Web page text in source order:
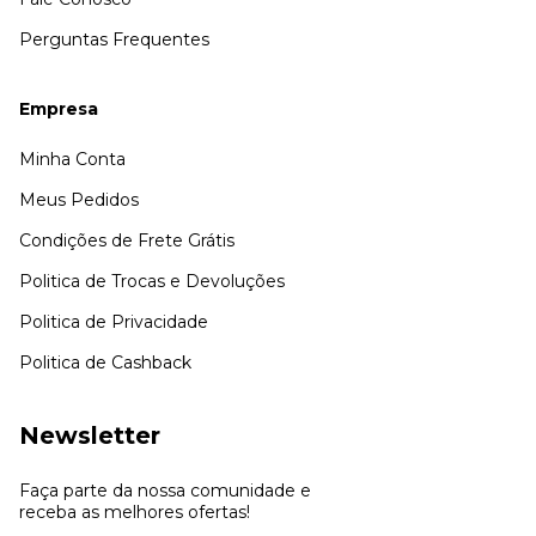
Perguntas Frequentes
Empresa
Minha Conta
Meus Pedidos
Condições de Frete Grátis
Politica de Trocas e Devoluções
Politica de Privacidade
Politica de Cashback
Newsletter
Faça parte da nossa comunidade e
receba as melhores ofertas!